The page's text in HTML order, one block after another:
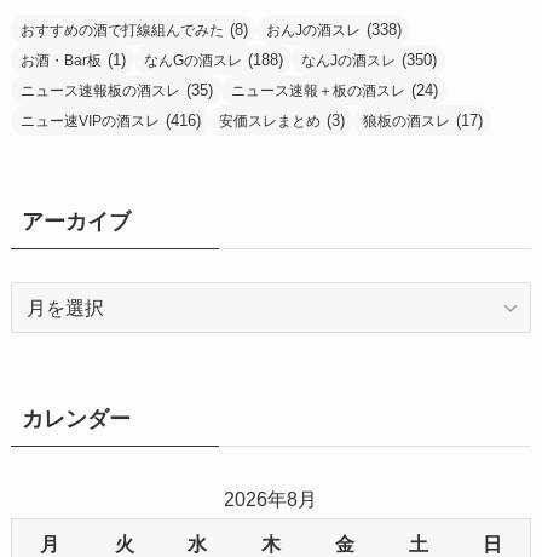
おすすめの酒で打線組んでみた (8) おんJの酒スレ (338)
お酒・Bar板 (1) なんGの酒スレ (188) なんJの酒スレ (350)
ニュース速報板の酒スレ (35) ニュース速報＋板の酒スレ (24)
ニュー速VIPの酒スレ (416) 安価スレまとめ (3) 狼板の酒スレ (17)
アーカイブ
ブカレンダー
2026年8月
月 火 水 木 金 土 日